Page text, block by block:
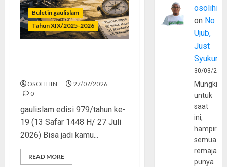
Buletin gaulislam
Tahun XIX/2025-2026
OSOLIHIN
27/07/2026
0
gaulislam edisi 979/tahun ke-
19 (13 Safar 1448 H/ 27 Juli
2026) Bisa jadi kamu...
READ MORE
osolihin
on No
Ujub,
Just
Syukur
30/03/
Mungkin
untuk
saat
ini,
hampir
semua
remaja
punya